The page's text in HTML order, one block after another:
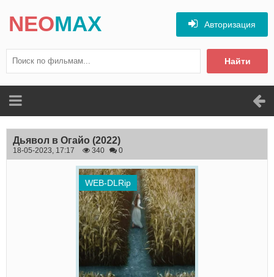
NEOMAX
Найти
Авторизация
Дьявол в Огайо (2022)
18-05-2023, 17:17 340 0
WEB-DLRip